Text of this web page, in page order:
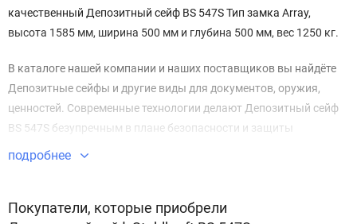
качественный Депозитный сейф BS 547S Тип замка Array,
высота 1585 мм, ширина 500 мм и глубина 500 мм, вес 1250 кг.
В каталоге нашей компании и наших поставщиков вы найдёте
Депозитные сейфы и другие виды для документов, оружия,
ценностей. Современные технологии делают Депозитный сейф
BS 547S безупречным в плане безопасности и защиты
имущества.
подробнее
Покупатели, которые приобрели